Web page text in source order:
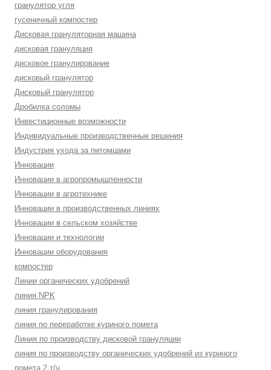
гранулятор угля
гусеничный компостер
Дисковая грануляторная машина
дисковая грануляция
дисковое гранулирование
дисковый гранулятор
Дисковый гранулятор
Дробилка соломы
Инвестиционные возможности
Индивидуальные производственные решения
Индустрия ухода за питомцами
Инновации
Инновации в агропромышленности
Инновации в агротехнике
Инновации в производственных линиях
Инновации в сельском хозяйстве
Инновации и технологии
Инновации оборудования
компостер
Линии органических удобрений
линия NPK
линия гранулирования
линия по переработке куриного помета
Линия по производству дисковой грануляции
линия по производству органических удобрений из куриного
помета 2 т/ч